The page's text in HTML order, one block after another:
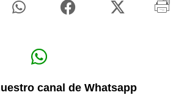
canal de Whatsapp